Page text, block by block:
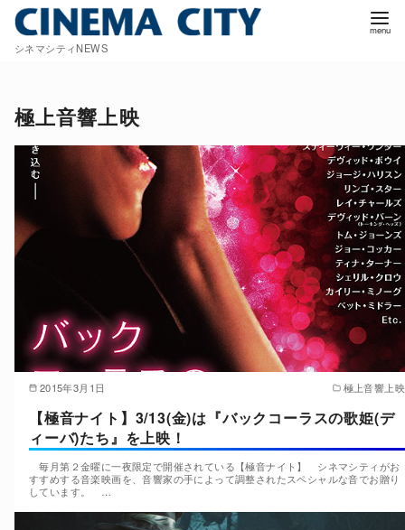
シネマシティNEWS
極上音響上映
2015年3月1日 極上音響上映
【極音ナイト】3/13(金)は『バックコーラスの歌姫(デ
ィーバ)たち』を上映！
毎月第２金曜に一夜限定で開催されている【極音ナイト】 シネマシティがお
すすめする音楽映画を、音響家の手によって調整されたスペシャルな音でお贈り
しています。 …